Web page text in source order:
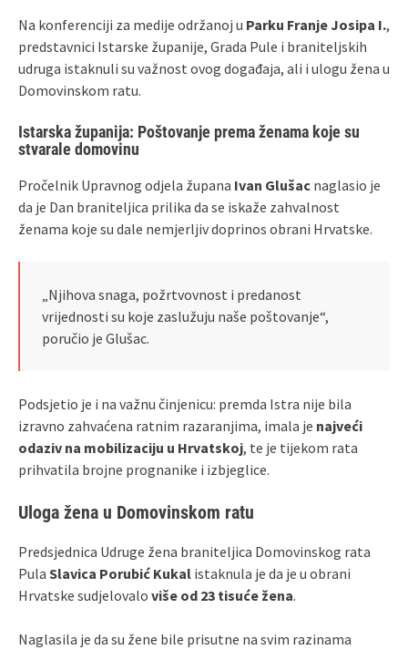
Na konferenciji za medije održanoj u Parku Franje Josipa I.,
predstavnici Istarske županije, Grada Pule i braniteljskih
udruga istaknuli su važnost ovog događaja, ali i ulogu žena u
Domovinskom ratu.
Istarska županija: Poštovanje prema ženama koje su
stvarale domovinu
Pročelnik Upravnog odjela župana Ivan Glušac naglasio je
da je Dan braniteljica prilika da se iskaže zahvalnost
ženama koje su dale nemjerljiv doprinos obrani Hrvatske.
„Njihova snaga, požrtvovnost i predanost
vrijednosti su koje zaslužuju naše poštovanje“,
poručio je Glušac.
Podsjetio je i na važnu činjenicu: premda Istra nije bila
izravno zahvaćena ratnim razaranjima, imala je najveći
odaziv na mobilizaciju u Hrvatskoj, te je tijekom rata
prihvatila brojne prognanike i izbjeglice.
Uloga žena u Domovinskom ratu
Predsjednica Udruge žena braniteljica Domovinskog rata
Pula Slavica Porubić Kukal istaknula je da je u obrani
Hrvatske sudjelovalo više od 23 tisuće žena.
Naglasila je da su žene bile prisutne na svim razinama